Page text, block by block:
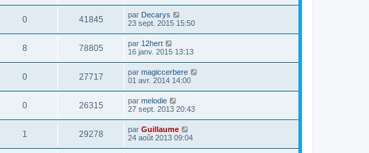
0 41845 par Decarys
23 sept. 2015 15:50
8 78805 par 12hert
16 janv. 2015 13:13
0 27717 par magiccerbere
01 avr. 2014 14:00
0 26315 par melodie
27 sept. 2013 20:43
1 29278 par Guillaume
24 août 2013 09:04